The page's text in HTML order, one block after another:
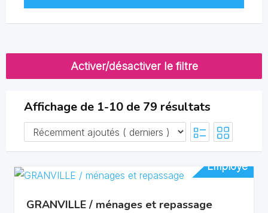
Activer/désactiver le filtre
Affichage de 1-10 de 79 résultats
Employé
Employé
GRANVILLE / ménages et repassage